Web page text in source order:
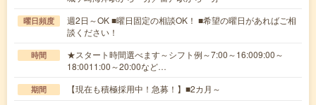
曜日頻度
週2日～OK ■曜日固定の相談OK！ ■希望の曜日があればご相
談ください！
時間
★スタート時間選べます～シフト例～7:00～16:009:00～
18:0011:00～20:00など…
期間 【現在も積極採用中！急募！】■2カ月～